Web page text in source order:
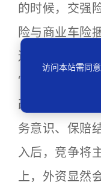
的时候，交强
险与商业车险
还是能实现盈
“中资财险在车
改变，但还是
务意识、保赔
入后，竞争将
上，外资显然
访问本站需同